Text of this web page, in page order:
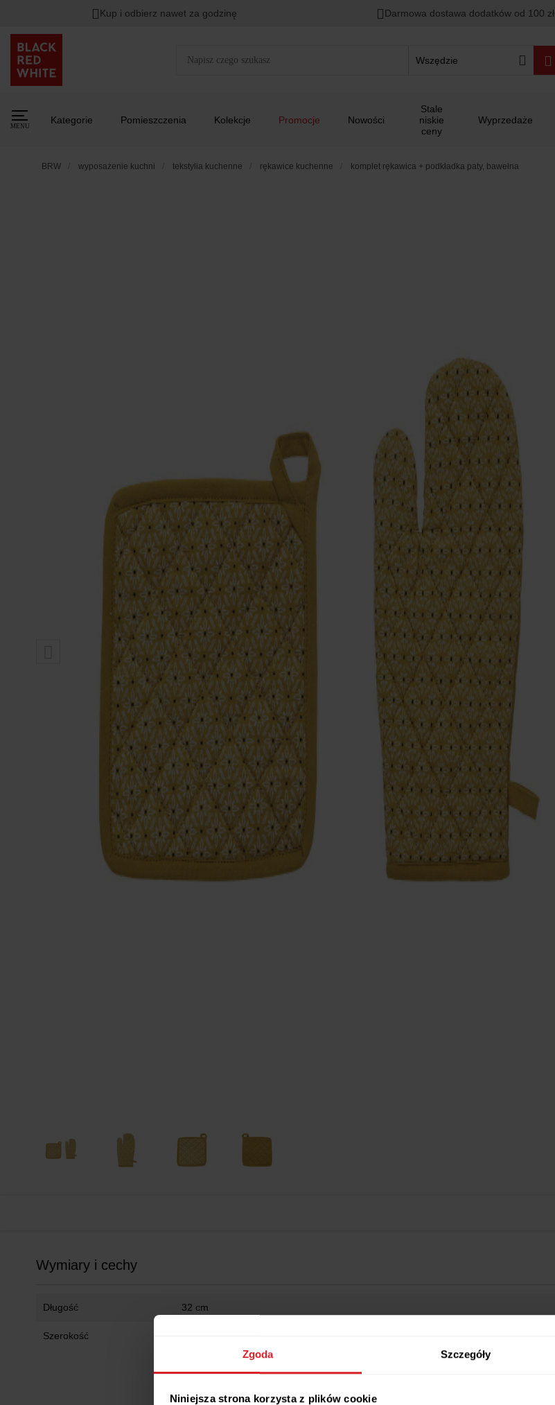
Zgoda Szczegóły
Niniejsza strona korzysta z plików cookie
Kup i odbierz nawet za godzinę Darmowa dostawa dodatków od 100 zł
Wszędzie
MENU
Kategorie Pomieszczenia Kolekcje Promocje Nowości
Stale
niskie
ceny
Wyprzedaże
BRW wyposażenie kuchni tekstylia kuchenne rękawice kuchenne komplet rękawica + podkładka paty, bawełna
Wymiary i cechy
Długość 32 cm
Szerokość